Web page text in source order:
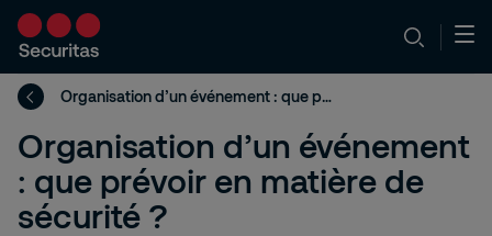
Organisation d’un événement : que prévoir en matière de sécurité ?
Organisation d’un événement
: que prévoir en matière de
sécurité ?